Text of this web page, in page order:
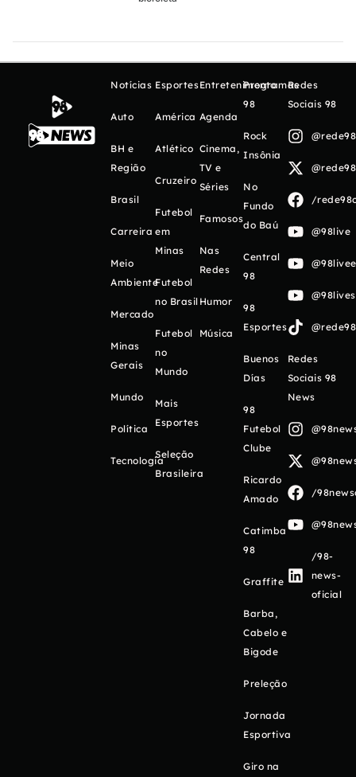
Notícias
Auto
BH e
Região
Brasil
Carreira
Meio
Ambiente
Mercado
Minas
Gerais
Mundo
Política
Tecnologia
Esportes
América
Atlético
Cruzeiro
Futebol
em
Minas
Futebol
no Brasil
Futebol
no
Mundo
Mais
Esportes
Seleção
Brasileira
Entretenimento
Agenda
Cinema,
TV e
Séries
Famosos
Nas
Redes
Humor
Música
Programas
98
Rock
Insônia
No
Fundo
do Baú
Central
98
98
Esportes
Buenos
Días
98
Futebol
Clube
Ricardo
Amado
Catimba
98
Graffite
Barba,
Cabelo e
Bigode
Preleção
Jornada
Esportiva
Giro na
Redes
Sociais 98
/
@98live
Redes
Sociais 98
News
/
/98-
news-
oficial